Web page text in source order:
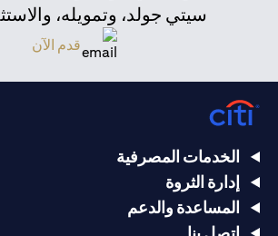
سيتي جولد، وتمويله،
قدم الآن
الخدمات المصرفية
إدارة الثروة
المساعدة والدعم